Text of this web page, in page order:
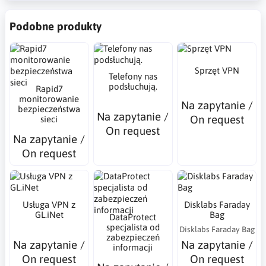
Podobne produkty
Rapid7
monitorowanie
bezpieczeństwa
sieci
Na zapytanie /
On request
Telefony nas
podsłuchują.
Na zapytanie /
On request
Sprzęt VPN
Na zapytanie /
On request
Usługa VPN z
GL.iNet
Na zapytanie /
On request
DataProtect
specjalista od
zabezpieczeń
informacji
Disklabs Faraday
Bag
Disklabs Faraday Bag
Na zapytanie /
On request